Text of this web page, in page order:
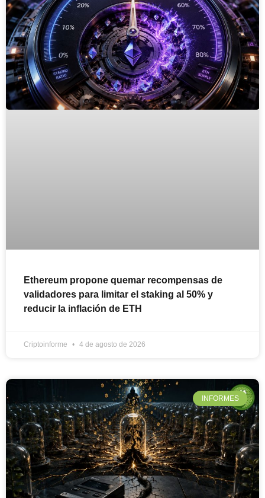
Ethereum propone quemar recompensas de
validadores para limitar el staking al 50% y
reducir la inflación de ETH
Criptoinforme 4 de agosto de 2026
INFORMES